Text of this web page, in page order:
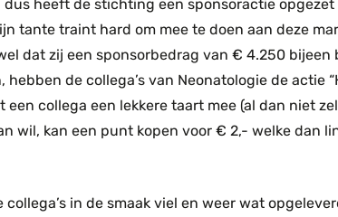
heeft de stichting een sponsoractie
tante traint hard om mee te doen aan deze
dat zij een sponsorbedrag van € 4.250 bijeen
de collega’s van Neonatologie de actie
collega een lekkere taart mee (al dan niet
wil, kan een punt kopen voor € 2,- welke dan
in de smaak viel en weer wat